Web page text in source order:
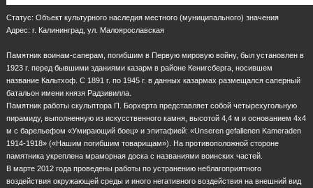
Статус: Объект культурного наследия местного (муниципального) значения
Адрес: г. Калининград, ул. Малоярославская
Памятник воинам-саперам, погибшим в Первую мировую войну, был установлен в
1923 г. перед бывшими зданиями казарм в районе Кенигсберга, носившем
название Кальтхоф. С 1891 г. по 1945 г. в данных казармах размещался саперный
батальон имени князя Радзивилла.
Памятник работы скульптора П. Борхерта представляет собой четырехугольную
пирамиду, выполненную из искусственного камня, высотой 4,4 м и основанием 4х4
м с барельефом «Умирающий боец» и эпитафией: «Unseren gefallenen Kameraden
1914-1918» («Нашим погибшим товарищам»). На противоположной стороне
памятника укреплена мраморная доска с названиями воинских частей.
В марте 2012 года проведены работы по устранению неблагоприятного
воздействия окружающей среды и иного негативного воздействия на внешний вид